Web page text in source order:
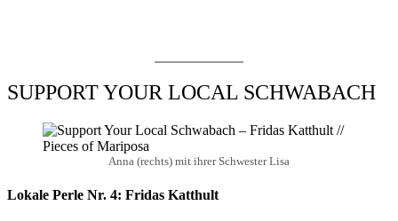
SUPPORT YOUR LOCAL SCHWABACH
Anna (rechts) mit ihrer Schwester Lisa
Lokale Perle Nr. 4: Fridas Katthult